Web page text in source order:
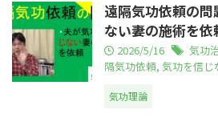
遠隔気功依頼の
ない妻の施術を
2026/5/16 気功
隔気功依頼, 気功を信じ
気功理論